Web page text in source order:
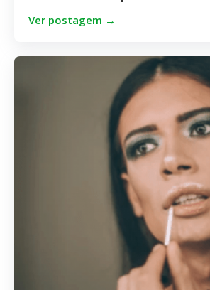
Ver postagem →